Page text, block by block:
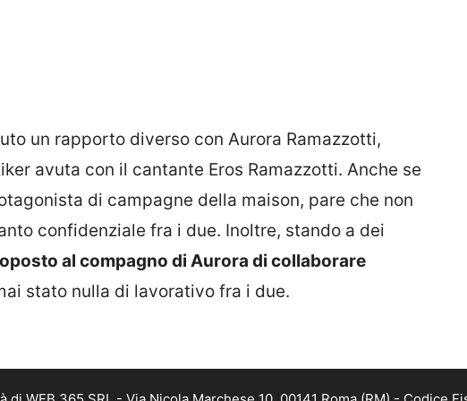
un rapporto diverso con Aurora Ramazzotti,
avuta con il cantante Eros Ramazzotti. Anche se
di campagne della maison, pare che non
confidenziale fra i due. Inoltre, stando a dei
al compagno di Aurora di collaborare
stato nulla di lavorativo fra i due.